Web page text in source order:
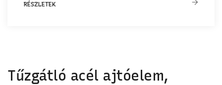
RÉSZLETEK
Tűzgátló acél ajtóelem,